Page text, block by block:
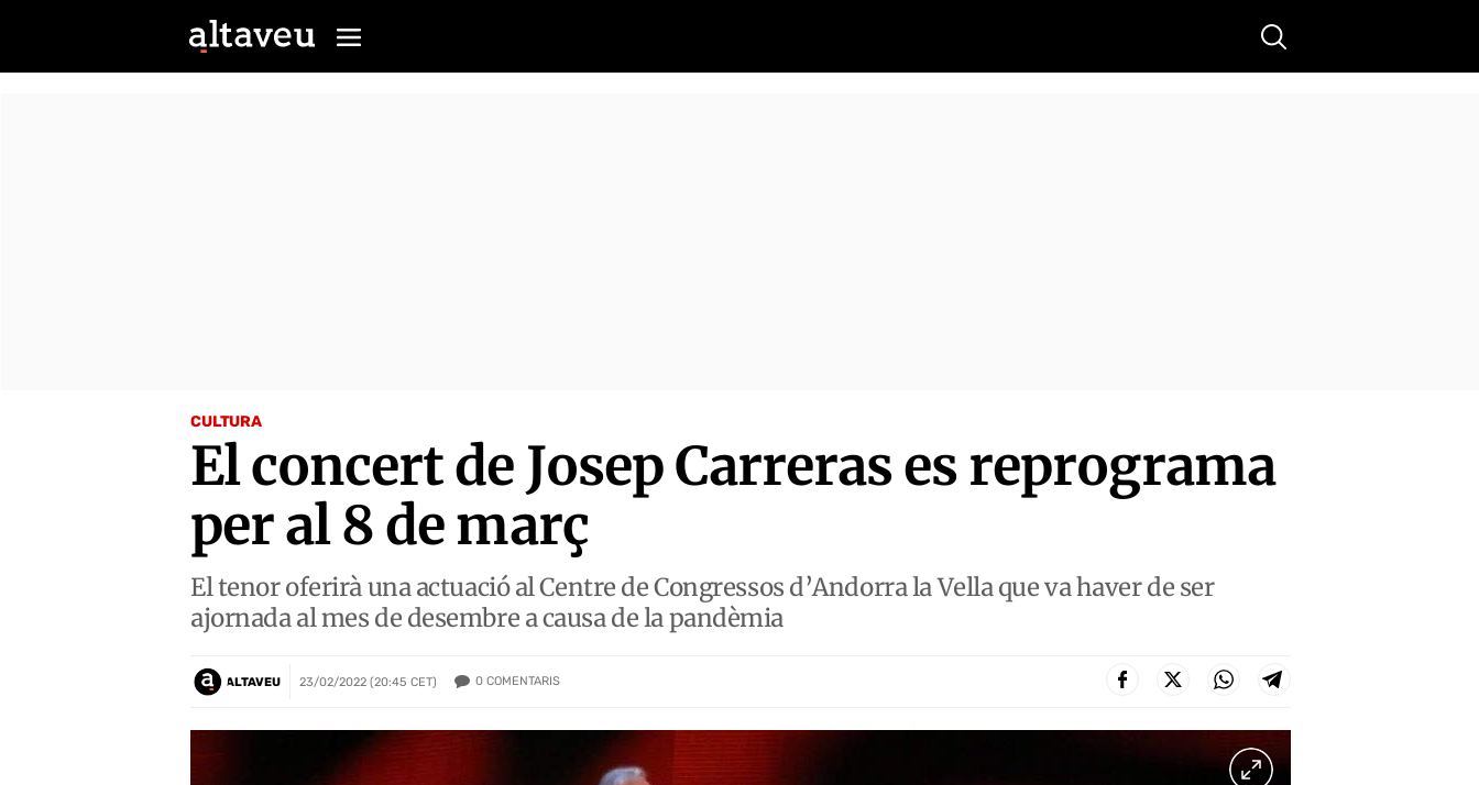
Buscar
CULTURA
El concert de Josep Carreras es reprograma
per al 8 de març
El tenor oferirà una actuació al Centre de Congressos d’Andorra la Vella que va haver de ser
ajornada al mes de desembre a causa de la pandèmia
ALTAVEU 23/02/2022 (20:45 CET) 0 COMENTARIS